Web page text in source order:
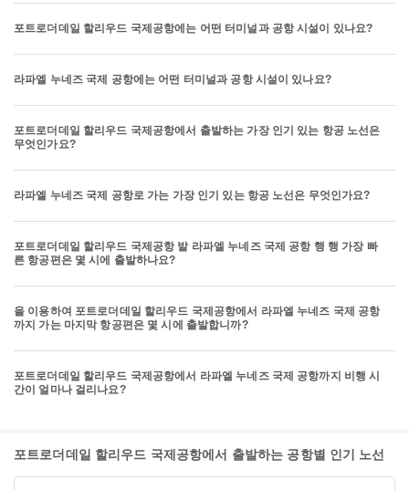
포트로더데일 할리우드 국제공항에는 어떤 터미널과 공항 시설이 있나요?
라파엘 누네즈 국제 공항에는 어떤 터미널과 공항 시설이 있나요?
포트로더데일 할리우드 국제공항에서 출발하는 가장 인기 있는 항공 노선은
무엇인가요?
라파엘 누네즈 국제 공항로 가는 가장 인기 있는 항공 노선은 무엇인가요?
포트로더데일 할리우드 국제공항 발 라파엘 누네즈 국제 공항 행 행 가장 빠
른 항공편은 몇 시에 출발하나요?
을 이용하여 포트로더데일 할리우드 국제공항에서 라파엘 누네즈 국제 공항
까지 가는 마지막 항공편은 몇 시에 출발합니까?
포트로더데일 할리우드 국제공항에서 라파엘 누네즈 국제 공항까지 비행 시
간이 얼마나 걸리나요?
포트로더데일 할리우드 국제공항에서 출발하는 공항별 인기 노선